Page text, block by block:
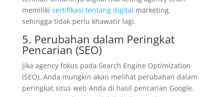
memiliki sertifikasi tentang digital marketing
sehingga tidak perlu khawatir lagi.
5. Perubahan dalam Peringkat
Pencarian (SEO)
Jika agency fokus pada Search Engine Optimization
(SEO), Anda mungkin akan melihat perubahan dalam
peringkat situs web Anda di hasil pencarian Google.